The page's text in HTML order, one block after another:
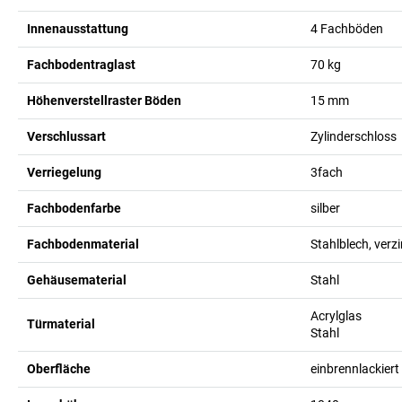
Innenausstattung 4 Fachböden
Fachbodentraglast 70 kg
Höhenverstellraster Böden 15 mm
Verschlussart Zylinderschloss
Verriegelung 3fach
Fachbodenfarbe silber
Fachbodenmaterial Stahlblech,
Gehäusematerial Stahl
Türmaterial
Acrylglas
Stahl
Oberfläche einbrennlackiert